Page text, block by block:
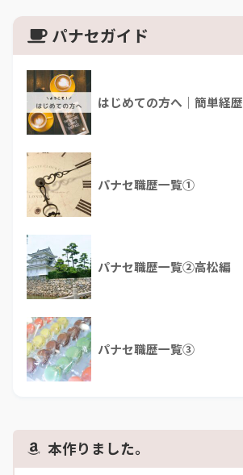
パナセガイド
はじめての方へ｜簡単経歴
パナセ職歴一覧①
パナセ職歴一覧②高松編
パナセ職歴一覧③
本作りました。